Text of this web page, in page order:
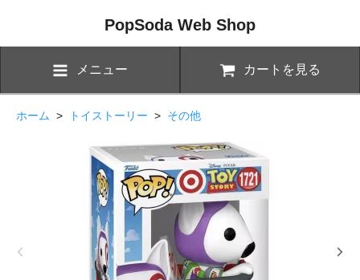
PopSoda Web Shop
メニュー カートを見る
ホーム > トイストーリー > その他